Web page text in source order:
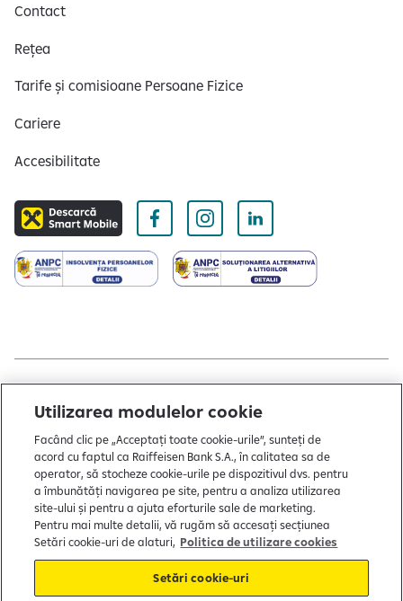
Contact
Rețea
Tarife și comisioane Persoane Fizice
Cariere
Accesibilitate
Termeni și condiții
Politică de utilizare cookies
Preferințe cookie-uri
Politica de confidențialitate
Protecția consumatorului
Soluționarea alternativă a litigiilor
Utilizarea modulelor cookie
Facând clic pe „Acceptați toate cookie-urile”, sunteți de
acord cu faptul ca Raiffeisen Bank S.A., în calitatea sa de
operator, să stocheze cookie-urile pe dispozitivul dvs. pentru
a îmbunătăți navigarea pe site, pentru a analiza utilizarea
site-ului și pentru a ajuta eforturile sale de marketing.
Pentru mai multe detalii, vă rugăm să accesați secțiunea
Setări cookie-uri de alaturi, Politica de utilizare cookies
Setări cookie-uri